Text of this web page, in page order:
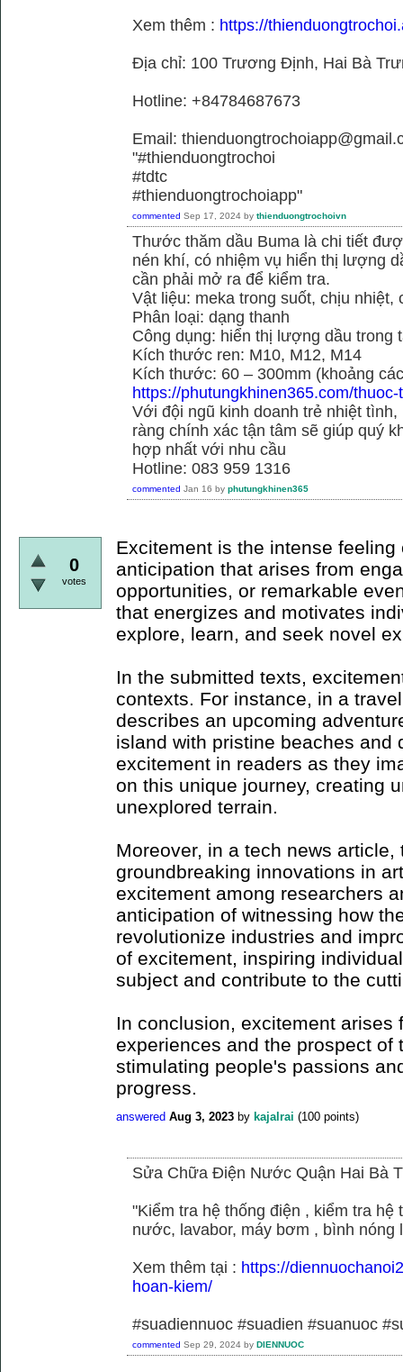
Xem thêm : https://
Địa chỉ: 100 Trương Định, Hai Bà
Hotline: +84784687673
Email:
"#thienduongtrochoi
#tdtc
#thienduongtrochoiapp"
commented Sep 17, 2024 by thienduongtrochoivn
Thước thăm dầu Buma là chi tiết
nén khí, có nhiệm vụ hiển thị lượng
cần phải mở ra để kiểm tra.
Vật liệu: meka trong suốt, chịu nhiệt,
Phân loại: dạng thanh
Công dụng: hiển thị lượng dầu trong
Kích thước ren: M10, M12, M14
Kích thước: 60 – 300mm (khoảng
https://phutungkhinen365.com/
Với đội ngũ kinh doanh trẻ nhiệt
ràng chính xác tận tâm sẽ giúp quý
hợp nhất với nhu cầu
Hotline: 083 959 1316
commented Jan 16 by phutungkhinen365
0
votes
Excitement is the intense
anticipation that arises from
opportunities, or remarkable
that energizes and motivates
explore, learn, and seek novel
In the submitted texts,
contexts. For instance, in a
describes an upcoming
island with pristine beaches and
excitement in readers as they
on this unique journey, creating
unexplored terrain.
Moreover, in a tech news
groundbreaking innovations in
excitement among researchers
anticipation of witnessing how
revolutionize industries and
of excitement, inspiring
subject and contribute to the
In conclusion, excitement arises
experiences and the prospect of
stimulating people's passions
progress.
answered Aug 3, 2023 by kajalrai (100 points)
Sửa Chữa Điện Nước Quận Hai Bà
"Kiểm tra hệ thống điện , kiểm tra
nước, lavabor, máy bơm , bình nóng
Xem thêm tại : https://
hoan-kiem/
#suadiennuoc #suadien #suanuoc
commented Sep 29, 2024 by DIENNUOC